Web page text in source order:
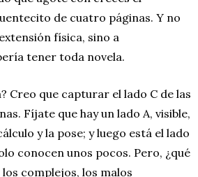
de cuatro páginas. Y no
física, sino a
tener toda novela.
Creo que capturar el lado C de las
Fíjate que hay un lado A, visible,
y la pose; y luego está el lado
conocen unos pocos. Pero, ¿qué
los complejos, los malos